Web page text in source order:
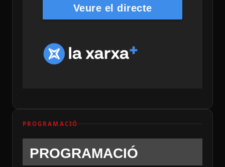
Veure el directe
PROGRAMACIÓ
PROGRAMACIÓ